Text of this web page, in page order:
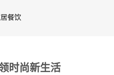
餐饮
时尚新生活